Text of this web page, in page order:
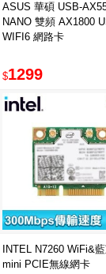
ASUS 華碩 USB-
NANO 雙頻 AX1800
WIFI6 網路卡
$1299
INTEL N7260 WiFi&
mini PCIE無線網卡